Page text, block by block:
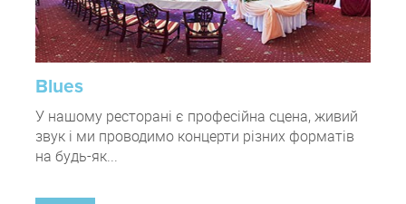
Blues
У нашому ресторані є професійна сцена, живий
звук і ми проводимо концерти різних форматів
на будь-як...